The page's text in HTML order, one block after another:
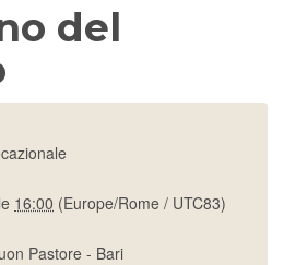
del
16:00 (Europe/Rome / UTC83)
Pastore - Bari